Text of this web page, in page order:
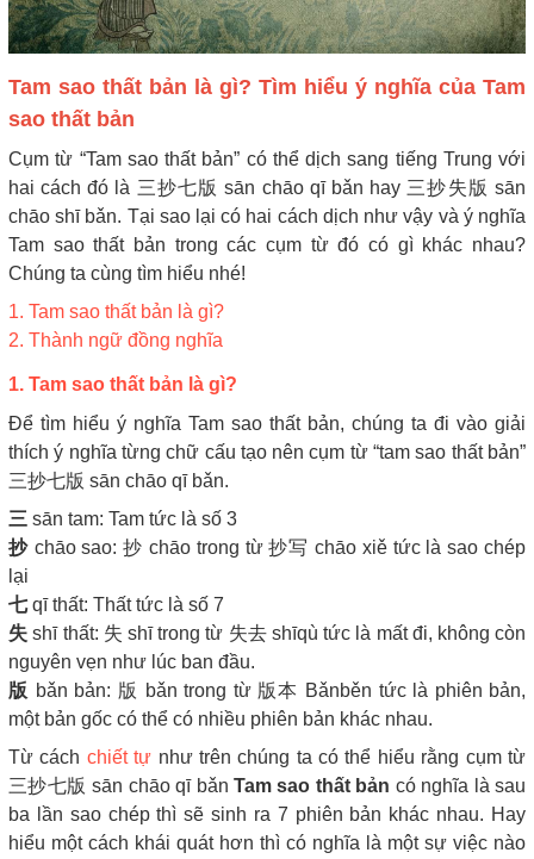
Tam sao thất bản là gì? Tìm hiểu ý nghĩa của Tam
sao thất bản
Cụm từ “Tam sao thất bản” có thể dịch sang tiếng Trung với
hai cách đó là 三抄七版 sān chāo qī bǎn hay 三抄失版 sān
chāo shī bǎn. Tại sao lại có hai cách dịch như vậy và ý nghĩa
Tam sao thất bản trong các cụm từ đó có gì khác nhau?
Chúng ta cùng tìm hiểu nhé!
1. Tam sao thất bản là gì?
2. Thành ngữ đồng nghĩa
1. Tam sao thất bản là gì?
Để tìm hiểu ý nghĩa Tam sao thất bản, chúng ta đi vào giải
thích ý nghĩa từng chữ cấu tạo nên cụm từ “tam sao thất bản”
三抄七版 sān chāo qī bǎn.
三 sān tam: Tam tức là số 3
抄 chāo sao: 抄 chāo trong từ 抄写 chāo xiě tức là sao chép
lại
七qī thất: Thất tức là số 7
失shī thất: 失 shī trong từ 失去 shīqù tức là mất đi, không còn
nguyên vẹn như lúc ban đầu.
版 bǎn bản: 版 bǎn trong từ 版本 Bǎnběn tức là phiên bản,
một bản gốc có thể có nhiều phiên bản khác nhau.
Từ cách chiết tự như trên chúng ta có thể hiểu rằng cụm từ
三抄七版 sān chāo qī bǎn Tam sao thất bản có nghĩa là sau
ba lần sao chép thì sẽ sinh ra 7 phiên bản khác nhau. Hay
hiểu một cách khái quát hơn thì có nghĩa là một sự việc nào